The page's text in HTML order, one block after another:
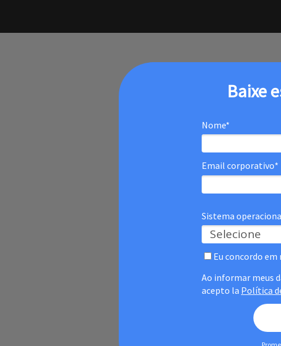
Baixe
Nome*
Email corporativo*
Sistema
Eu concordo em
Ao informar meus
acepto la Política